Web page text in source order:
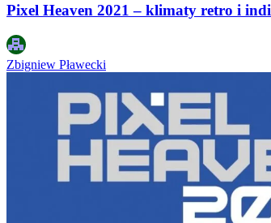
Pixel Heaven 2021 – klimaty retro i
Zbigniew Pławecki